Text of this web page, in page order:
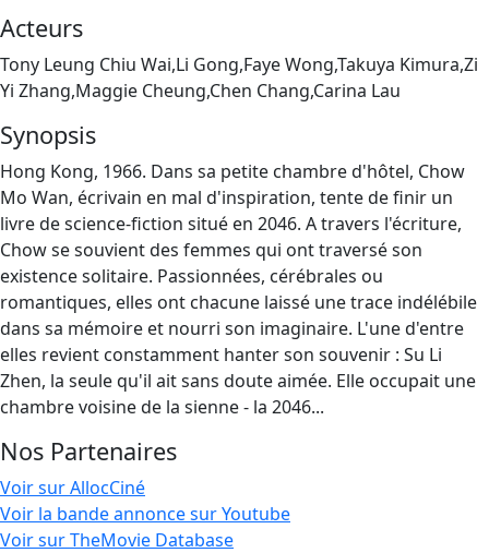
Acteurs
Tony Leung Chiu Wai,Li Gong,Faye Wong,Takuya Kimura,Zi
Yi Zhang,Maggie Cheung,Chen Chang,Carina Lau
Synopsis
Hong Kong, 1966. Dans sa petite chambre d'hôtel, Chow
Mo Wan, écrivain en mal d'inspiration, tente de finir un
livre de science-fiction situé en 2046. A travers l'écriture,
Chow se souvient des femmes qui ont traversé son
existence solitaire. Passionnées, cérébrales ou
romantiques, elles ont chacune laissé une trace indélébile
dans sa mémoire et nourri son imaginaire. L'une d'entre
elles revient constamment hanter son souvenir : Su Li
Zhen, la seule qu'il ait sans doute aimée. Elle occupait une
chambre voisine de la sienne - la 2046...
Nos Partenaires
Voir sur AllocCiné
Voir la bande annonce sur Youtube
Voir sur TheMovie Database